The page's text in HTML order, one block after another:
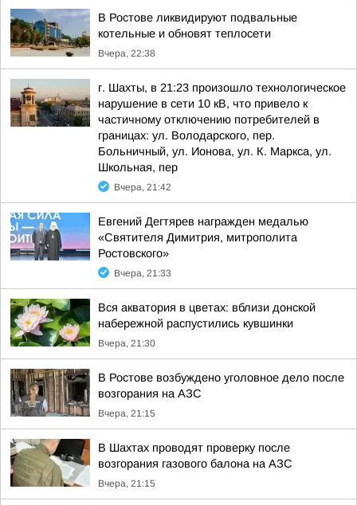
В Ростове ликвидируют подвальные
котельные и обновят теплосети
Вчера, 22:38
г. Шахты, в 21:23 произошло технологическое
нарушение в сети 10 кВ, что привело к
частичному отключению потребителей в
границах: ул. Володарского, пер.
Больничный, ул. Ионова, ул. К. Маркса, ул.
Школьная, пер
Вчера, 21:42
Евгений Дегтярев награжден медалью
«Святителя Димитрия, митрополита
Ростовского»
Вчера, 21:33
Вся акватория в цветах: вблизи донской
набережной распустились кувшинки
Вчера, 21:30
В Ростове возбуждено уголовное дело после
возгорания на АЗС
Вчера, 21:15
В Шахтах проводят проверку после
возгорания газового балона на АЗС
Вчера, 21:15